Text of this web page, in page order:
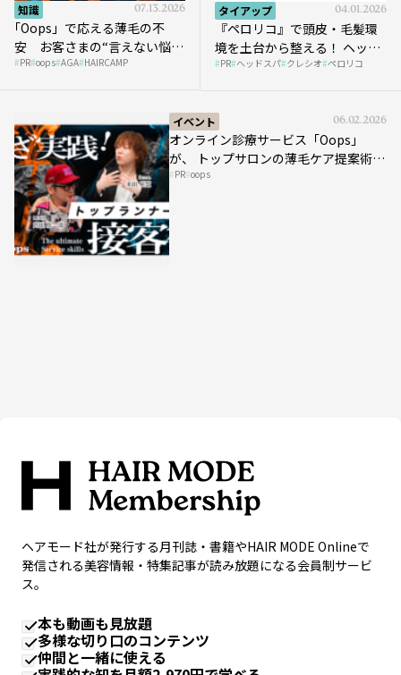
知識 07.13.2026
｢Oops」で応える薄毛の不
安 お客さまの“言えない悩
み”にどう向き合う？ ＃01
PR oops AGA HAIRCAMP
タイアップ 04.01.2026
『ペロリコ』で頭皮・毛髪環
境を土台から整える！ ヘッド
スパ比率1.5倍アップの秘策を
PR ヘッドスパ クレシオ ペロリコ
イベント 06.02.2026
オンライン診療サービス「Oops」
が、 トップサロンの薄毛ケア提案術を
HAIRCAMPで公開！
PR oops
ヘアモード社が発行する月刊誌・書籍やHAIR MODE Onlineで
発信される美容情報・特集記事が読み放題になる会員制サービ
ス。
本も動画も見放題
多様な切り口のコンテンツ
仲間と一緒に使える